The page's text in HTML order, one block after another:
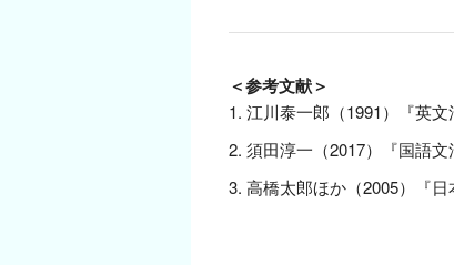
＜参考文献＞
江川泰一郎（1991）『英
須田淳一（2017）『国語
高橋太郎ほか（2005）『